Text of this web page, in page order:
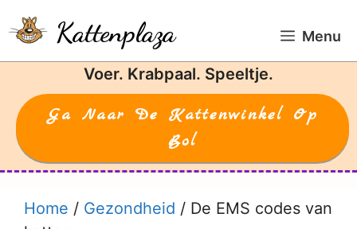
naar
de
Kattenplaza Menu
Voer. Krabpaal. Speeltje.
Ga Naar De Kattenwinkel Op
Bol
Home / Gezondheid / De EMS codes van